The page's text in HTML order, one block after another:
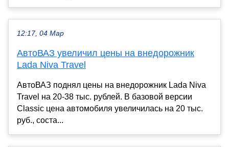
12:17, 04 Мар
АвтоВАЗ увеличил цены на внедорожник
Lada Niva Travel
АвтоВАЗ поднял цены на внедорожник Lada Niva
Travel на 20-38 тыс. рублей. В базовой версии
Classic цена автомобиля увеличилась на 20 тыс.
руб., соста...